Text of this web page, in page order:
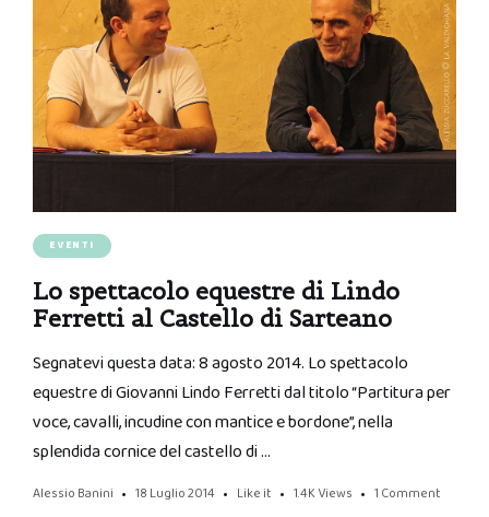
EVENTI
Lo spettacolo equestre di Lindo
Ferretti al Castello di Sarteano
Segnatevi questa data: 8 agosto 2014. Lo spettacolo
equestre di Giovanni Lindo Ferretti dal titolo “Partitura per
voce, cavalli, incudine con mantice e bordone”, nella
splendida cornice del castello di …
Alessio Banini 18 Luglio 2014 Like it 1.4K Views 1 Comment